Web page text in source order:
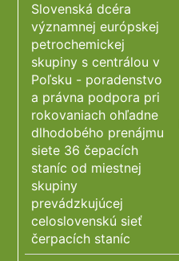
Slovenská dcéra
významnej európskej
petrochemickej
skupiny s centrálou v
Poľsku - poradenstvo
a právna podpora pri
rokovaniach ohľadne
dlhodobého prenájmu
siete 36 čepacích
staníc od miestnej
skupiny
prevádzkujúcej
celoslovenskú sieť
čerpacích staníc